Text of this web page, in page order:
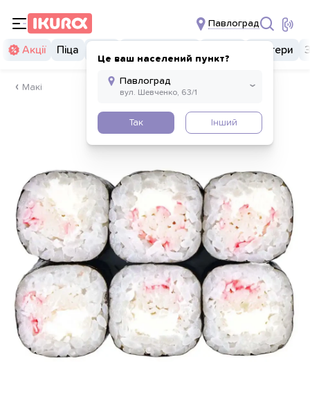
Павлоград
Це ваш населений пункт?
Так Інший
Акції Піца Бургери
Макі